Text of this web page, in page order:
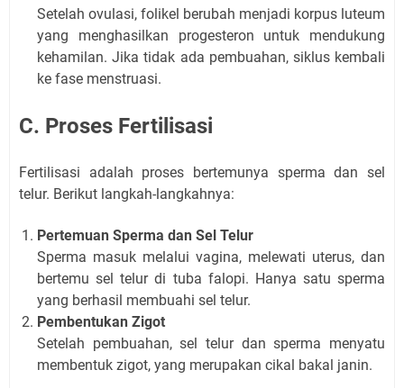
Setelah ovulasi, folikel berubah menjadi korpus luteum
yang menghasilkan progesteron untuk mendukung
kehamilan. Jika tidak ada pembuahan, siklus kembali
ke fase menstruasi.
C. Proses Fertilisasi
Fertilisasi adalah proses bertemunya sperma dan sel
telur. Berikut langkah-langkahnya:
Pertemuan Sperma dan Sel Telur
Sperma masuk melalui vagina, melewati uterus, dan
bertemu sel telur di tuba falopi. Hanya satu sperma
yang berhasil membuahi sel telur.
Pembentukan Zigot
Setelah pembuahan, sel telur dan sperma menyatu
membentuk zigot, yang merupakan cikal bakal janin.